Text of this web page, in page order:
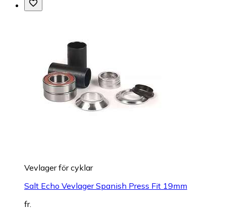
Vevlager för cyklar
Salt Echo Vevlager Spanish Press Fit 19mm
fr.